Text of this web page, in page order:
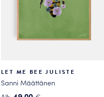
LET ME BEE JULISTE
Sanni Määttänen